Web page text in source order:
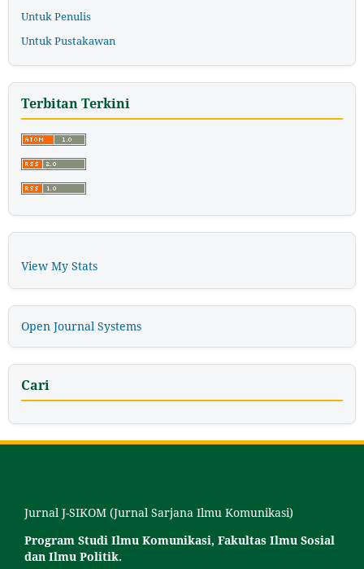
Untuk Penulis
Untuk Pustakawan
Terbitan Terkini
View My Stats
Open Journal Systems
Cari
Jurnal J-SIKOM (Jurnal Sarjana Ilmu Komunikasi)
Program Studi Ilmu Komunikasi, Fakultas Ilmu Sosial
dan Ilmu Politik.